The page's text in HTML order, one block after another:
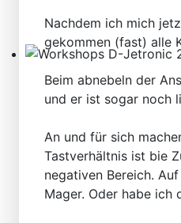
Workshops D-Jetronic
Nachdem ich mich
gekommen (fast) alle
Beim abnebeln der
und er ist sogar noch
An und für sich
Tastverhältnis ist bie
negativen Bereich.
Mager. Oder habe ich